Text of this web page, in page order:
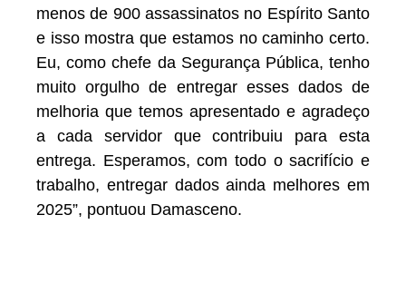
menos de 900 assassinatos no Espírito Santo
e isso mostra que estamos no caminho certo.
Eu, como chefe da Segurança Pública, tenho
muito orgulho de entregar esses dados de
melhoria que temos apresentado e agradeço
a cada servidor que contribuiu para esta
entrega. Esperamos, com todo o sacrifício e
trabalho, entregar dados ainda melhores em
2025”, pontuou Damasceno.